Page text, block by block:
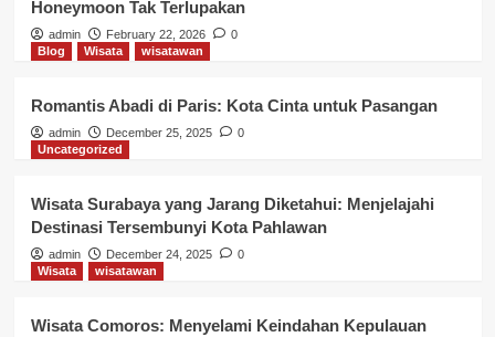
Honeymoon Tak Terlupakan
admin February 22, 2026
0
Blog
Wisata wisatawan
Romantis Abadi di Paris: Kota Cinta untuk Pasangan
admin December 25, 2025
0
Uncategorized
Wisata Surabaya yang Jarang Diketahui: Menjelajahi
Destinasi Tersembunyi Kota Pahlawan
admin December 24, 2025
0
Wisata
wisatawan
Wisata Comoros: Menyelami Keindahan Kepulauan